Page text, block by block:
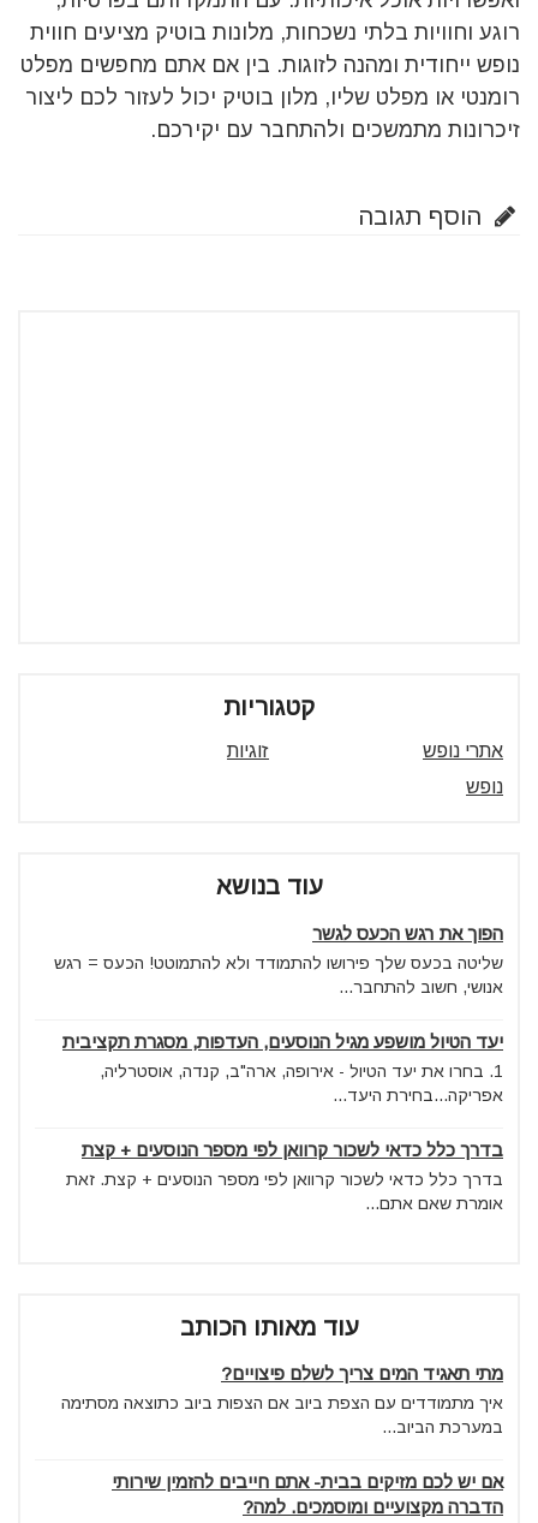
רוגע וחוויות בלתי נשכחות, מלונות בוטיק מציעים חווית
נופש ייחודית ומהנה לזוגות. בין אם אתם מחפשים מפלט
רומנטי או מפלט שליו, מלון בוטיק יכול לעזור לכם ליצור
זיכרונות מתמשכים ולהתחבר עם יקירכם.
הוסף תגובה
קטגוריות
אתרי נופש
זוגיות
נופש
עוד בנושא
הפוך את רגש הכעס לגשר
שליטה בכעס שלך פירושו להתמודד ולא להתמוטט! הכעס = רגש
אנושי, חשוב להתחבר...
יעד הטיול מושפע מגיל הנוסעים, העדפות, מסגרת תקציבית
1. בחרו את יעד הטיול - אירופה, ארה"ב, קנדה, אוסטרליה,
אפריקה...בחירת היעד...
בדרך כלל כדאי לשכור קרוואן לפי מספר הנוסעים + קצת
בדרך כלל כדאי לשכור קרוואן לפי מספר הנוסעים + קצת. זאת
אומרת שאם אתם...
עוד מאותו הכותב
מתי תאגיד המים צריך לשלם פיצויים?
איך מתמודדים עם הצפת ביוב אם הצפות ביוב כתוצאה מסתימה
במערכת הביוב...
אם יש לכם מזיקים בבית- אתם חייבים להזמין שירותי
הדברה מקצועיים ומוסמכים. למה?